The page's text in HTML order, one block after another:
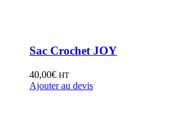
Sac Crochet JOY
40,00€ HT
Ajouter au devis